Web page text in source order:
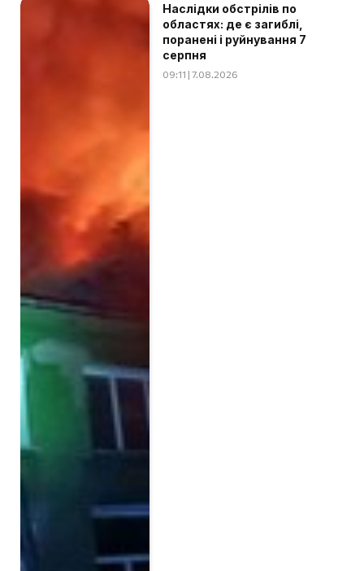
Наслідки обстрілів по
областях: де є загиблі,
поранені і руйнування 7
серпня
09:11 | 7.08.2026